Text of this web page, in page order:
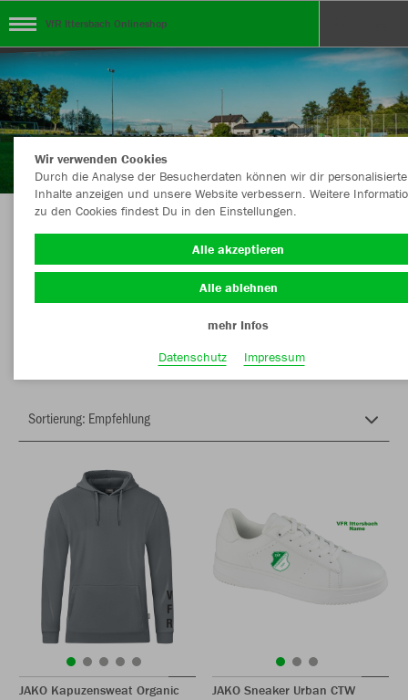
VfR Ittersbach Onlineshop
Herzlich Willkommen im Teamshop des VfR
Ittersbach
Farbe
JAKO Kapuzensweat Organic
JAKO Sneaker Urban CTW
Wir verwenden Cookies
Durch die Analyse der Besucherdaten können wir dir personalisierte
Inhalte anzeigen und unsere Website verbessern. Weitere
zu den Cookies findest Du in den Einstellungen.
Alle akzeptieren
Alle ablehnen
mehr Infos
Datenschutz
Impressum